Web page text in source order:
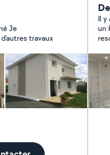
ou
petit travaux .
Parment .
sur mesure.
pour
Je
d’autres travaux
Il y
un Homme qui